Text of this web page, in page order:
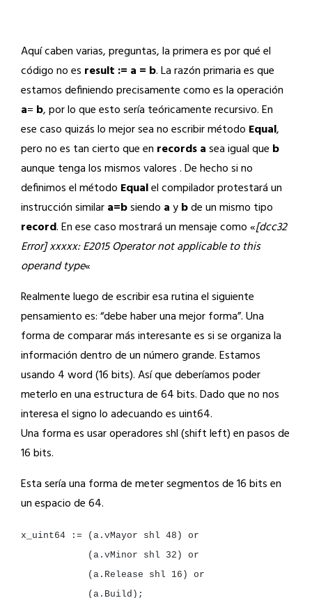
Aquí caben varias, preguntas, la primera es por qué el
código no es result := a = b. La razón primaria es que
estamos definiendo precisamente como es la operación
a= b, por lo que esto sería teóricamente recursivo. En
ese caso quizás lo mejor sea no escribir método Equal,
pero no es tan cierto que en recordsasea igual que b
aunque tenga los mismos valores . De hecho si no
definimos el método Equalel compilador protestará un
instrucción similara=bsiendo aybde un mismo tipo
record. En ese caso mostrará un mensaje como «[dcc32
Error] xxxxx: E2015 Operator not applicable to this
operand type«
Realmente luego de escribir esa rutina el siguiente
pensamiento es: “debe haber una mejor forma”. Una
forma de comparar más interesante es si se organiza la
información dentro de un número grande. Estamos
usando 4 word (16 bits). Así que deberíamos poder
meterlo en una estructura de 64 bits. Dado que no nos
interesa el signo lo adecuando es uint64.
Una forma es usar operadores shl (shift left) en pasos de
16 bits.
Esta sería una forma de meter segmentos de 16 bits en
un espacio de 64.
x_uint64 := (a.vMayor shl 48 )
or
(a.vMinor
shl 32 )
or
(a.Release
shl 16 )
or
(a.Build);